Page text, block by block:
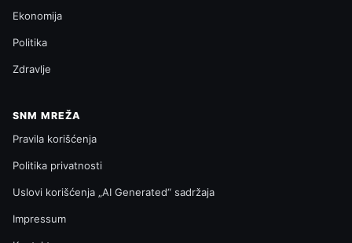
Ekonomija
Politika
Zdravlje
SNM MREŽA
Pravila korišćenja
Politika privatnosti
Uslovi korišćenja „AI Generated“ sadržaja
Impressum